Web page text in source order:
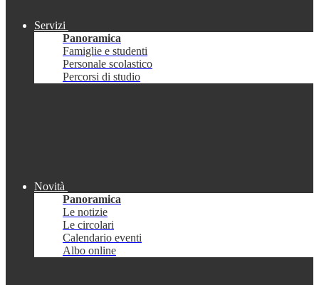
Servizi
Panoramica
Famiglie e studenti
Personale scolastico
Percorsi di studio
Novità
Panoramica
Le notizie
Le circolari
Calendario eventi
Albo online